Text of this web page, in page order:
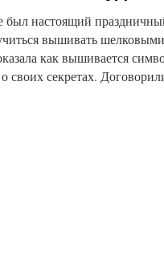
был настоящий
вышивать
как вышивается
своих секретах.